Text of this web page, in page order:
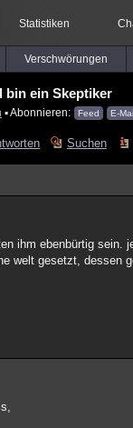
Statistiken
Verschwörungen
bin ein Skeptiker
▪ Abonnieren: Feed E-
Suchen
ihm ebenbürtig sein.
welt gesetzt, dessen